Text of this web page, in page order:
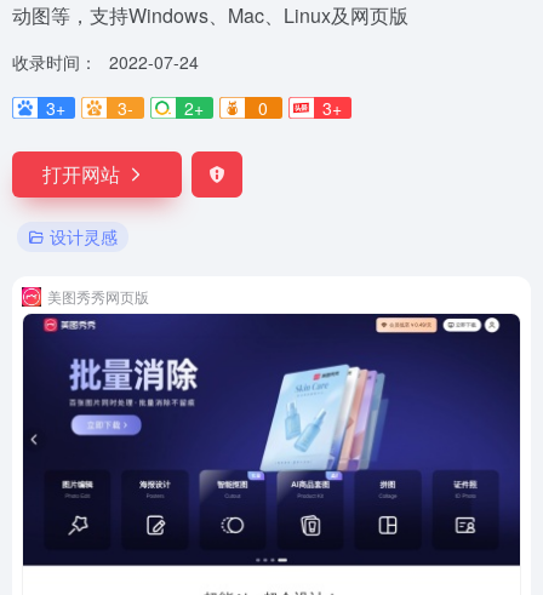
动图等，支持Windows、Mac、Linux及网页版
收录时间：
2022-07-24
3+
3- 2+ 0 3+
打开网站
设计灵感
美图秀秀网页版